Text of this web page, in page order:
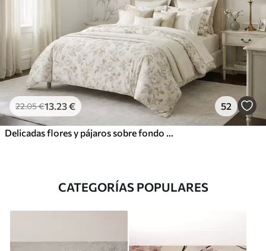
22.05€13 .23€ 52
CATEGORÍAS POPULARES